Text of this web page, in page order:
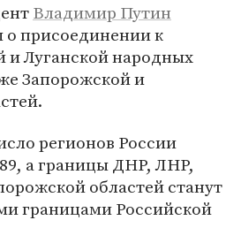
Владимир Путин
о присоединении к
и Луганской народных
Запорожской и
регионов России
а границы ДНР, ЛНР,
областей станут
границами Российской